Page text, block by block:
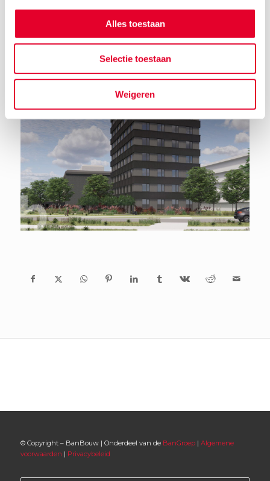
Alles toestaan
Selectie toestaan
Weigeren
© Copyright – BanBouw | Onderdeel van de BanGroep| Algemene
voorwaarden | Privacybeleid